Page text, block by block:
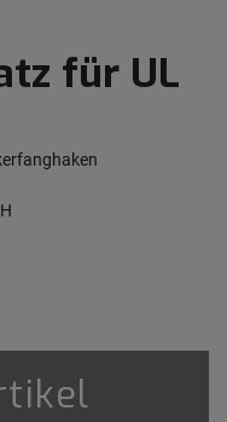
für UL